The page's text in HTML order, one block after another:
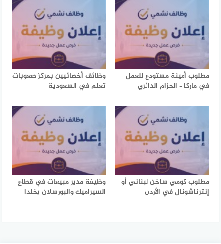
مطلوب أمينة مستودع للعمل
في ماركا – الحزام الدائري
وظائف أخصائيين بمركز صعوبات
تعلم في السعودية
مطلوب كومي ساخن لبناني أو
إنترناشونال في الأردن
وظيفة مدير مبيعات في قطاع
السيراميك والبورسلان بخلدا